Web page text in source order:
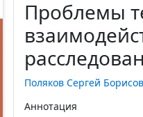
Проблемы
Поляков Сергей
Аннотация